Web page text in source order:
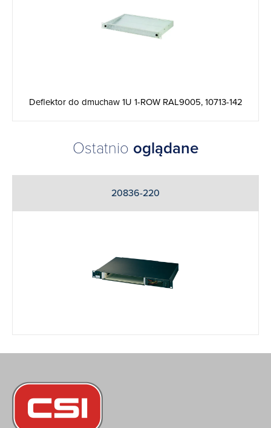
Deflektor do dmuchaw 1U 1-ROW RAL9005, 10713-142
Ostatnio oglądane
20836-220